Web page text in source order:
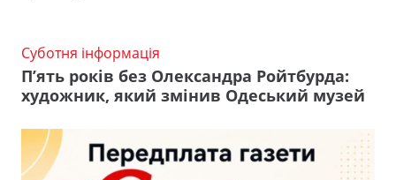
Суботня інформація
П’ять років без Олександра Ройтбурда:
художник, який змінив Одеський музей